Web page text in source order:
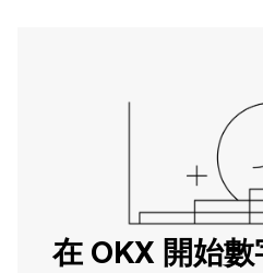
在 OKX 開始數